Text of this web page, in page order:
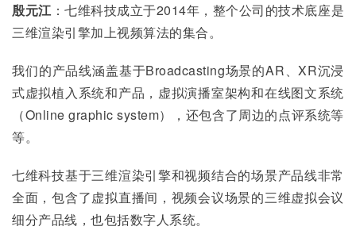
殷元江：七维科技成立于2014年，整个公司的技术底座是
三维渲染引擎加上视频算法的集合。
我们的产品线涵盖基于Broadcasting场景的AR、XR沉浸
式虚拟植入系统和产品，虚拟演播室架构和在线图文系统
（Online graphic system），还包含了周边的点评系统等
等。
七维科技基于三维渲染引擎和视频结合的场景产品线非常
全面，包含了虚拟直播间，视频会议场景的三维虚拟会议
细分产品线，也包括数字人系统。